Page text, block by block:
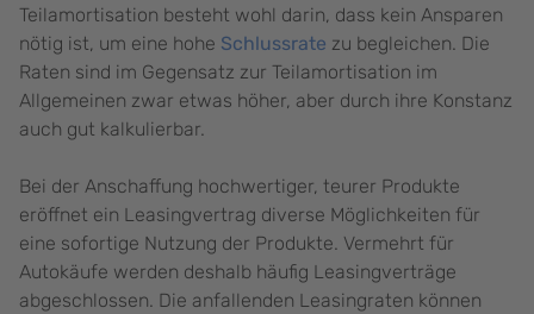
Teilamortisation besteht wohl darin, dass kein Ansparen
nötig ist, um eine hohe Schlussrate zu begleichen. Die
Raten sind im Gegensatz zur Teilamortisation im
Allgemeinen zwar etwas höher, aber durch ihre Konstanz
auch gut kalkulierbar.
Bei der Anschaffung hochwertiger, teurer Produkte
eröffnet ein Leasingvertrag diverse Möglichkeiten für
eine sofortige Nutzung der Produkte. Vermehrt für
Autokäufe werden deshalb häufig Leasingverträge
abgeschlossen. Die anfallenden Leasingraten können